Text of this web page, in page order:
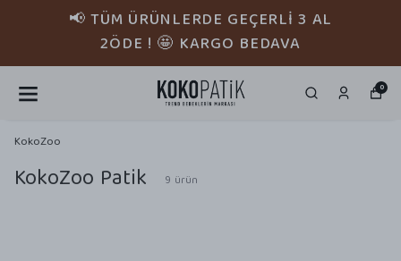
📢 TÜM ÜRÜNLERDE GEÇERLİ 3 AL
2ÖDE ! 🤩 KARGO BEDAVA
0
KokoZoo
KokoZoo Patik 9 ürün